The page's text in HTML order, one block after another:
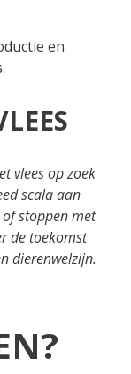
en
vlees op zoek
scala aan
stoppen met
de toekomst
dierenwelzijn.